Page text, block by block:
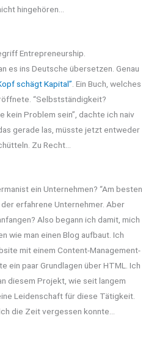
hingehören…
Entrepreneurship.
es ins Deutsche übersetzen. Genau
schägt Kapital” . Ein Buch, welches
“Selbstständigkeit?
kein Problem sein”, dachte ich naiv
gerade las, müsste jetzt entweder
Zu Recht…
ein Unternehmen? “Am besten
erfahrene Unternehmer. Aber
Also begann ich damit, mich
wie man einen Blog aufbaut. Ich
mit einem Content-Management-
ein paar Grundlagen über HTML. Ich
diesem Projekt, wie seit langem
Leidenschaft für diese Tätigkeit.
die Zeit vergessen konnte…